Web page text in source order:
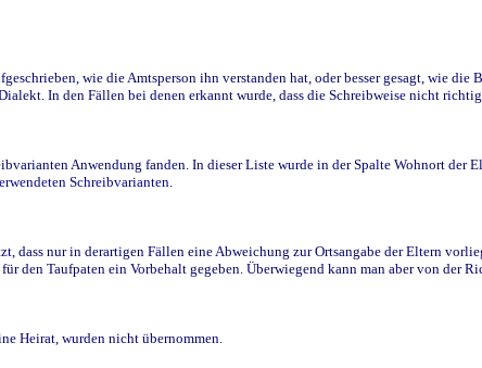
wie die Amtsperson ihn verstanden hat, oder besser gesagt, wie die
In den Fällen bei denen erkannt wurde, dass die Schreibweise nicht
Anwendung fanden. In dieser Liste wurde in der Spalte Wohnort der
Schreibvarianten.
dass nur in derartigen Fällen eine Abweichung zur Ortsangabe der Eltern
Taufpaten ein Vorbehalt gegeben. Überwiegend kann man aber von der
Heirat, wurden nicht übernommen.